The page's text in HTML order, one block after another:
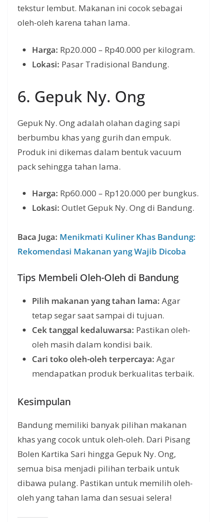
tekstur lembut. Makanan ini cocok sebagai
oleh-oleh karena tahan lama.
Harga: Rp20.000 – Rp40.000 per kilogram.
Lokasi: Pasar Tradisional Bandung.
6. Gepuk Ny. Ong
Gepuk Ny. Ong adalah olahan daging sapi
berbumbu khas yang gurih dan empuk.
Produk ini dikemas dalam bentuk vacuum
pack sehingga tahan lama.
Harga: Rp60.000 – Rp120.000 per bungkus.
Lokasi: Outlet Gepuk Ny. Ong di Bandung.
Baca Juga: Menikmati Kuliner Khas Bandung:
Rekomendasi Makanan yang Wajib Dicoba
Tips Membeli Oleh-Oleh di Bandung
Pilih makanan yang tahan lama: Agar
tetap segar saat sampai di tujuan.
Cek tanggal kedaluwarsa: Pastikan oleh-
oleh masih dalam kondisi baik.
Cari toko oleh-oleh terpercaya: Agar
mendapatkan produk berkualitas terbaik.
Kesimpulan
Bandung memiliki banyak pilihan makanan
khas yang cocok untuk oleh-oleh. Dari Pisang
Bolen Kartika Sari hingga Gepuk Ny. Ong,
semua bisa menjadi pilihan terbaik untuk
dibawa pulang. Pastikan untuk memilih oleh-
oleh yang tahan lama dan sesuai selera!